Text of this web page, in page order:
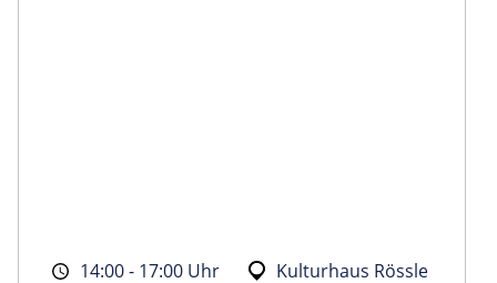
14:00 - 17:00 Uhr Kulturhaus Rössle